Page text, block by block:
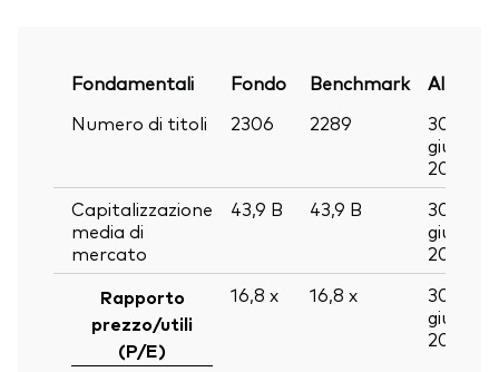
Fondamentali Fondo Benchmark
Al
Numero di titoli
2306 2289
30
giu
2026
Capitalizzazione
media di
mercato
43,9 B 43,9 B
30
giu
2026
Rapporto
prezzo/utili
(P/E)
16,8 x 16,8 x
30
giu
2026